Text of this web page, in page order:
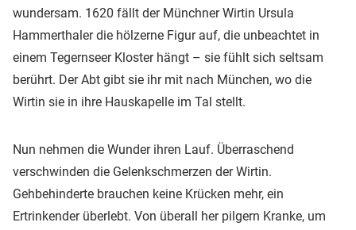
wundersam. 1620 fällt der Münchner Wirtin Ursula
Hammerthaler die hölzerne Figur auf, die unbeachtet in
einem Tegernseer Kloster hängt – sie fühlt sich seltsam
berührt. Der Abt gibt sie ihr mit nach München, wo die
Wirtin sie in ihre Hauskapelle im Tal stellt.
Nun nehmen die Wunder ihren Lauf. Überraschend
verschwinden die Gelenkschmerzen der Wirtin.
Gehbehinderte brauchen keine Krücken mehr, ein
Ertrinkender überlebt. Von überall her pilgern Kranke, um